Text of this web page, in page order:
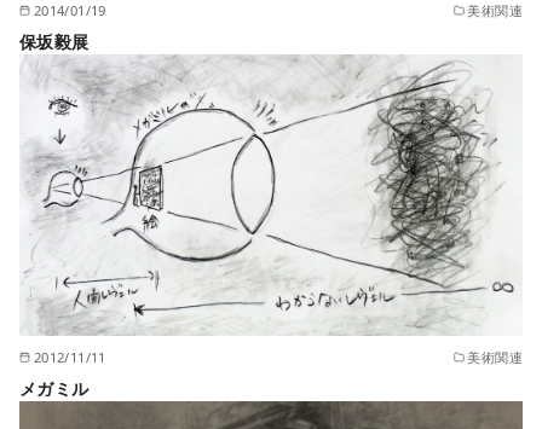
2014/01/19 美術関連
保坂毅展
2012/11/11 美術関連
メガミル